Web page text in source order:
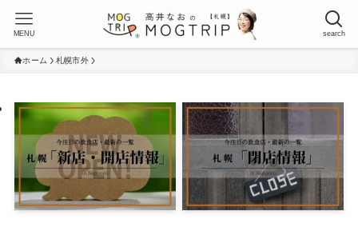
search
MENU
ホーム 札幌市外